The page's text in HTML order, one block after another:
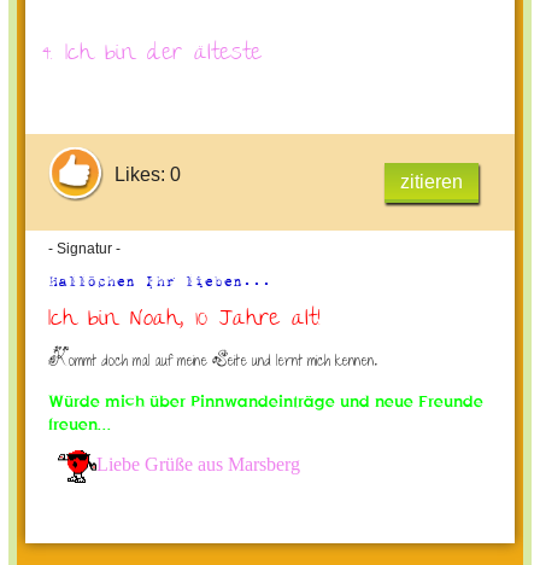
4. Ich bin der älteste
Likes: 0 zitieren
- Signatur -
Hallöchen Ihr lieben...
Ich bin Noah, 10 Jahre alt!
Kommt doch mal auf meine Seite und lernt mich kennen.
Würde mich über Pinnwandeinträge und neue Freunde
freuen...
Liebe Grüße aus Marsberg